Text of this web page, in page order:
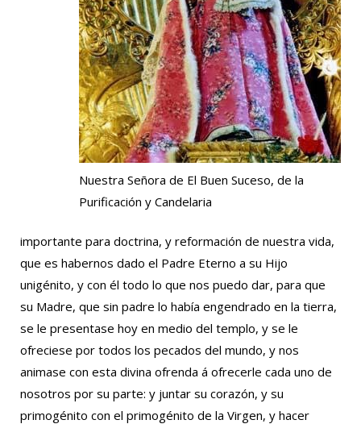
Nuestra Señora de El Buen Suceso, de la
Purificación y Candelaria
importante para doctrina, y reformación de nuestra vida,
que es habernos dado el Padre Eterno a su Hijo
unigénito, y con él todo lo que nos puedo dar, para que
su Madre, que sin padre lo había engendrado en la tierra,
se le presentase hoy en medio del templo, y se le
ofreciese por todos los pecados del mundo, y nos
animase con esta divina ofrenda á ofrecerle cada uno de
nosotros por su parte: y juntar su corazón, y su
primogénito con el primogénito de la Virgen, y hacer